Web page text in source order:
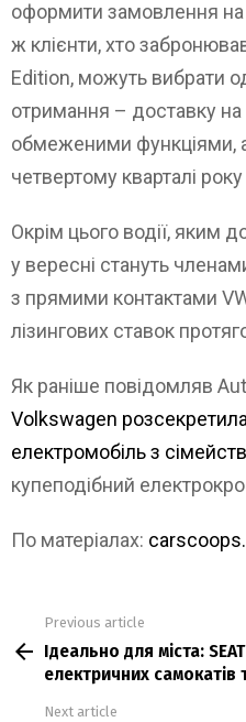
оформити замовлення на
ж клієнти, хто
Edition, можуть вибрати
отримання – доставку
обмеженими функціями,
четвертому кварталі року
Окрім цього водії, яким
у вересні стануть
з прямими контактами
лізингових ставок
Як раніше повідомляв
Volkswagen
електромобіль з
купеподібний
По матеріалах:
more
Previous article
Ідеально для міста:
електричних самокатів
Next article